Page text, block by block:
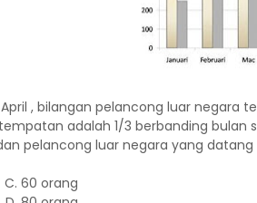
, bilangan pelancong luar negara
adalah 1/3 berbanding bulan
pelancong luar negara yang datang
60 orang